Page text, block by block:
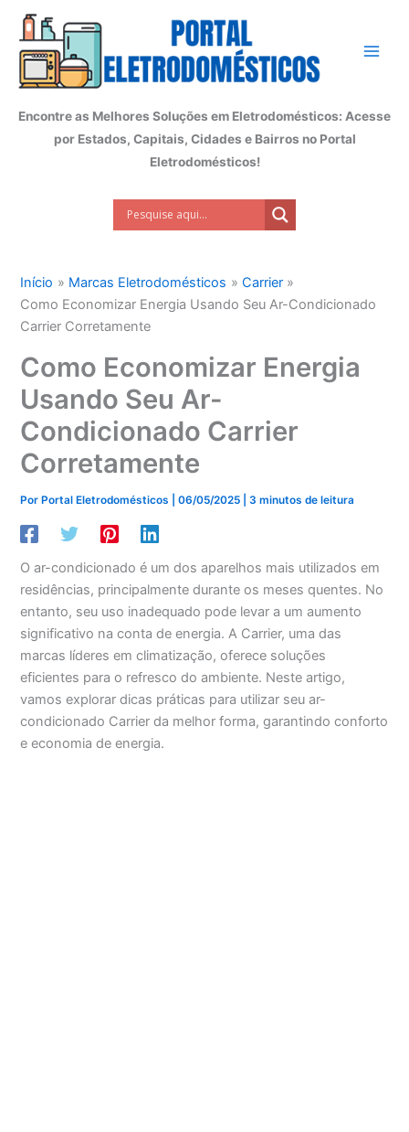
conteúdo
Encontre as Melhores Soluções em Eletrodomésticos: Acesse
por Estados, Capitais, Cidades e Bairros no Portal
Eletrodomésticos!
Início Marcas Eletrodomésticos
Carrier
Como Economizar Energia Usando Seu Ar-Condicionado
Carrier Corretamente
Como Economizar Energia
Usando Seu Ar-
Condicionado Carrier
Corretamente
PorPortal Eletrodomésticos |06/05/2025 |3 minutos de leitura
O ar-condicionado é um dos aparelhos mais utilizados em
residências, principalmente durante os meses quentes. No
entanto, seu uso inadequado pode levar a um aumento
significativo na conta de energia. A Carrier, uma das
marcas líderes em climatização, oferece soluções
eficientes para o refresco do ambiente. Neste artigo,
vamos explorar dicas práticas para utilizar seu ar-
condicionado Carrier da melhor forma, garantindo conforto
e economia de energia.